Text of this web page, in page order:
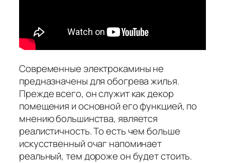
Современные электрокамины не
предназначены для обогрева жилья.
Прежде всего, он служит как декор
помещения и основной его функцией, по
мнению большинства, является
реалистичность. То есть чем больше
искусственный очаг напоминает
реальный, тем дороже он будет стоить.